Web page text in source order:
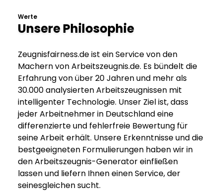
Werte
Unsere Philosophie
Zeugnisfairness.de ist ein Service von den
Machern von Arbeitszeugnis.de. Es bündelt die
Erfahrung von über 20 Jahren und mehr als
30.000 analysierten Arbeitszeugnissen mit
intelligenter Technologie. Unser Ziel ist, dass
jeder Arbeitnehmer in Deutschland eine
differenzierte und fehlerfreie Bewertung für
seine Arbeit erhält. Unsere Erkenntnisse und die
bestgeeigneten Formulierungen haben wir in
den Arbeitszeugnis-Generator einfließen
lassen und liefern Ihnen einen Service, der
seinesgleichen sucht.